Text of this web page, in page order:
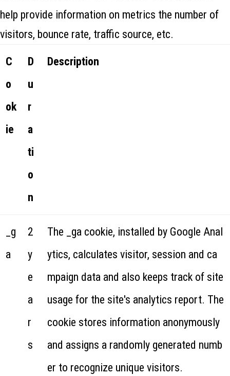
help provide information on metrics the number of
visitors, bounce rate, traffic source, etc.
C
o
ok
ie
D
u
r
a
ti
o
n
Description
_g
a
2
y
e
a
r
s
The _ga cookie, installed by Google Anal
ytics, calculates visitor, session and ca
mpaign data and also keeps track of site
usage for the site's analytics report. The
cookie stores information anonymously
and assigns a randomly generated numb
er to recognize unique visitors.